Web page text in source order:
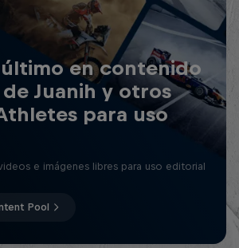
en contenido
Juanih y otros
para uso
e imágenes libres para uso editorial
Pool